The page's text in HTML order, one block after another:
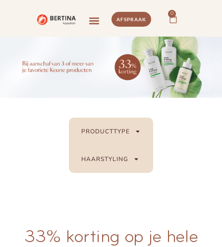
AFSPRAAK
0
PRODUCTTYPE
HAARSTYLING
33% korting op je hele